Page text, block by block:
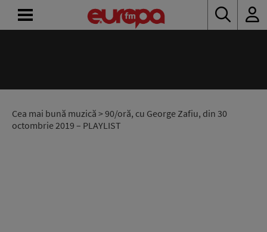
Cea mai bună muzică > 90/oră, cu George Zafiu, din 30
octombrie 2019 – PLAYLIST
RADIO